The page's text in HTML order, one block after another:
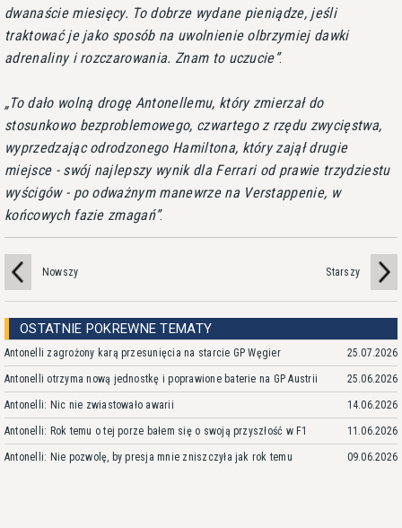
dwanaście miesięcy. To dobrze wydane pieniądze, jeśli
traktować je jako sposób na uwolnienie olbrzymiej dawki
adrenaliny i rozczarowania. Znam to uczucie .
To dało wolną drogę Antonellemu, który zmierzał do
stosunkowo bezproblemowego, czwartego z rzędu zwycięstwa,
wyprzedzając odrodzonego Hamiltona, który zajął drugie
miejsce - swój najlepszy wynik dla Ferrari od prawie trzydziestu
wyścigów - po odważnym manewrze na Verstappenie, w
końcowych fazie zmagań .
Nowszy Starszy
OSTATNIE POKREWNE TEMATY
Antonelli zagrożony karą przesunięcia na starcie GP Węgier 25.07.2026
Antonelli otrzyma nową jednostkę i poprawione baterie na GP Austrii 25.06.2026
Antonelli: Nic nie zwiastowało awarii 14.06.2026
Antonelli: Rok temu o tej porze bałem się o swoją przyszłość w F1 11.06.2026
Antonelli: Nie pozwolę, by presja mnie zniszczyła jak rok temu 09.06.2026